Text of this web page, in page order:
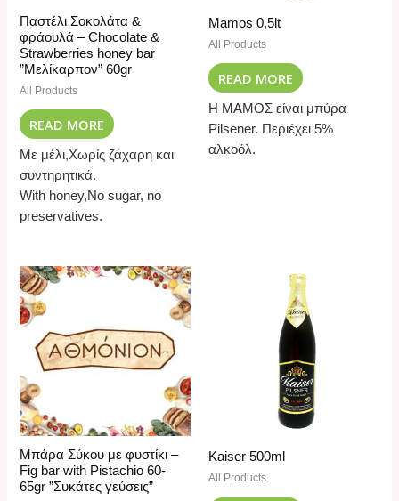
Παστέλι Σοκολάτα &
φράουλά – Chocolate &
Strawberries honey bar
”Μελίκαρπον” 60gr
All Products
READ MORE
Με μέλι,Χωρίς ζάχαρη και
συντηρητικά.
With honey,No sugar, no
preservatives.
Mamos 0,5lt
All Products
READ MORE
Η ΜΑΜΟΣ είναι μπύρα
Pilsener. Περιέχει 5%
αλκοόλ.
Μπάρα Σύκου με φυστίκι –
Fig bar with Pistachio 60-
65gr ”Συκάτες γεύσεις”
Kaiser 500ml
All Products